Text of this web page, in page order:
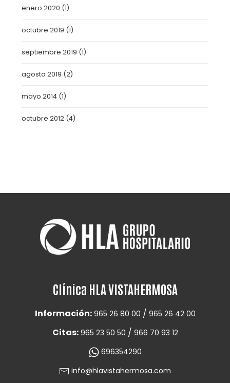
enero 2020 (1)
octubre 2019 (1)
septiembre 2019 (1)
agosto 2019 (2)
mayo 2014 (1)
octubre 2012 (4)
Clínica HLA VISTAHERMOSA
Información: 965 26 80 00 / 965 26 42 00
Citas: 965 23 50 50 / 966 70 93 12
696354290
info@hlavistahermosa.com